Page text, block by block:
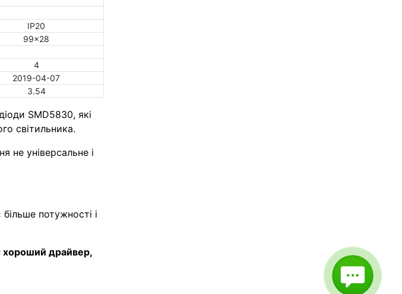
IP20
99x28
4
2019-04-07
3.54
SMD5830, які
світильника.
не універсальне і
потужності і
хороший драйвер,